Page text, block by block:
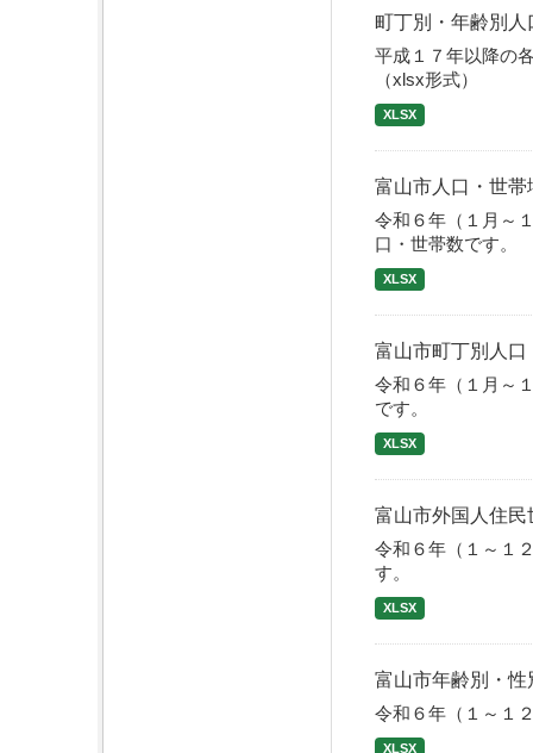
町丁別・年齢別
平成１７年以降の
（xlsx形式）
XLSX
富山市人口・世
令和６年（１月～
口・世帯数です。
XLSX
富山市町丁別人
令和６年（１月～
です。
XLSX
富山市外国人住
令和６年（１～１
す。
XLSX
富山市年齢別・
令和６年（１～１
XLSX